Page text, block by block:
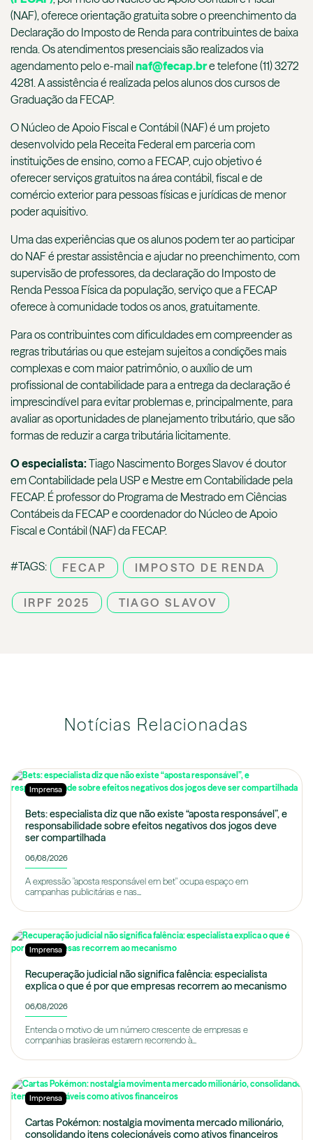
(NAF), oferece orientação gratuita sobre o preenchimento da
Declaração do Imposto de Renda para contribuintes de baixa
renda. Os atendimentos presenciais são realizados via
agendamento pelo e-mail naf@fecap.bre telefone (11) 3272
4281. A assistência é realizada pelos alunos dos cursos de
Graduação da FECAP.
O Núcleo de Apoio Fiscal e Contábil (NAF) é um projeto
desenvolvido pela Receita Federal em parceria com
instituições de ensino, como a FECAP, cujo objetivo é
oferecer serviços gratuitos na área contábil, fiscal e de
comércio exterior para pessoas físicas e jurídicas de menor
poder aquisitivo.
Uma das experiências que os alunos podem ter ao participar
do NAF é prestar assistência e ajudar no preenchimento, com
supervisão de professores, da declaração do Imposto de
Renda Pessoa Física da população, serviço que a FECAP
oferece à comunidade todos os anos, gratuitamente.
Para os contribuintes com dificuldades em compreender as
regras tributárias ou que estejam sujeitos a condições mais
complexas e com maior patrimônio, o auxílio de um
profissional de contabilidade para a entrega da declaração é
imprescindível para evitar problemas e, principalmente, para
avaliar as oportunidades de planejamento tributário, que são
formas de reduzir a carga tributária licitamente.
O especialista:Tiago Nascimento Borges Slavov é doutor
em Contabilidade pela USP e Mestre em Contabilidade pela
FECAP. É professor do Programa de Mestrado em Ciências
Contábeis da FECAP e coordenador do Núcleo de Apoio
Fiscal e Contábil (NAF) da FECAP.
#TAGS: FECAP IMPOSTO DE RENDA
IRPF 2025 TIAGO SLAVOV
Notícias Relacionadas
Imprensa
Bets: especialista diz que não existe “aposta responsável”, e
responsabilidade sobre efeitos negativos dos jogos deve
ser compartilhada
06/08/2026
A expressão "aposta responsável em bet" ocupa espaço em
campanhas publicitárias e nas...
Imprensa
Recuperação judicial não significa falência: especialista
explica o que é por que empresas recorrem ao mecanismo
06/08/2026
Entenda o motivo de um número crescente de empresas e
companhias brasileiras estarem recorrendo à...
Imprensa
Cartas Pokémon: nostalgia movimenta mercado milionário,
consolidando itens colecionáveis como ativos financeiros